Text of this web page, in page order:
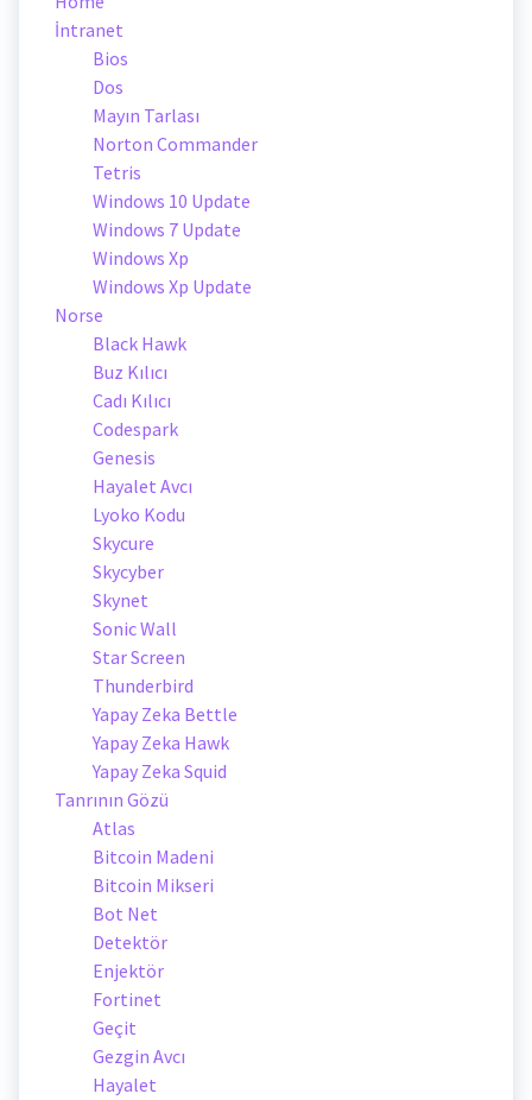
İntranet
Bios
Dos
Mayın Tarlası
Norton Commander
Tetris
Windows 10 Update
Windows 7 Update
Windows Xp
Windows Xp Update
Norse
Black Hawk
Buz Kılıcı
Cadı Kılıcı
Codespark
Genesis
Hayalet Avcı
Lyoko Kodu
Skycure
Skycyber
Skynet
Sonic Wall
Star Screen
Thunderbird
Yapay Zeka Bettle
Yapay Zeka Hawk
Yapay Zeka Squid
Tanrının Gözü
Atlas
Bitcoin Madeni
Bitcoin Mikseri
Bot Net
Detektör
Enjektör
Fortinet
Geçit
Gezgin Avcı
Hayalet